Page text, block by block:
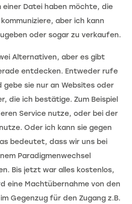
einer Datei haben möchte, die
aber ich kann
oder sogar zu verkaufen.
Alternativen, aber es gibt
entdecken. Entweder rufe
gebe sie nur an Websites oder
die ich bestätige. Zum Beispiel
Service nutze, oder bei der
Oder ich kann sie gegen
bedeutet, dass wir uns bei
Paradigmenwechsel
Bis jetzt war alles kostenlos,
eine Machtübernahme von den
Gegenzug für den Zugang z.B.